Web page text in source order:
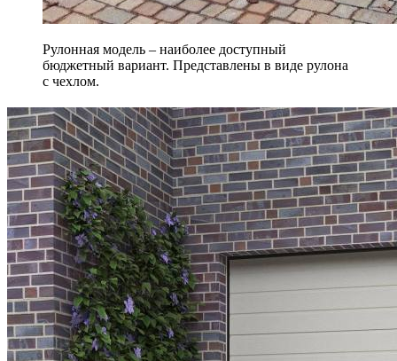
Рулонная модель – наиболее доступный
бюджетный вариант. Представлены в виде рулона
с чехлом.